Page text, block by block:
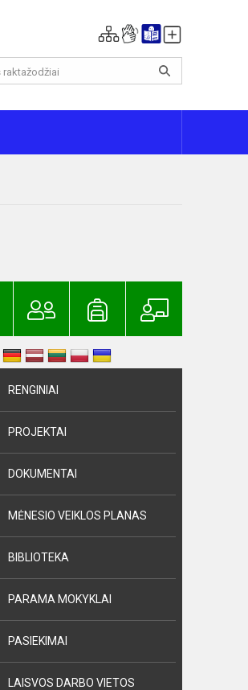
RENGINIAI
PROJEKTAI
DOKUMENTAI
MĖNESIO VEIKLOS PLANAS
BIBLIOTEKA
PARAMA MOKYKLAI
PASIEKIMAI
LAISVOS DARBO VIETOS